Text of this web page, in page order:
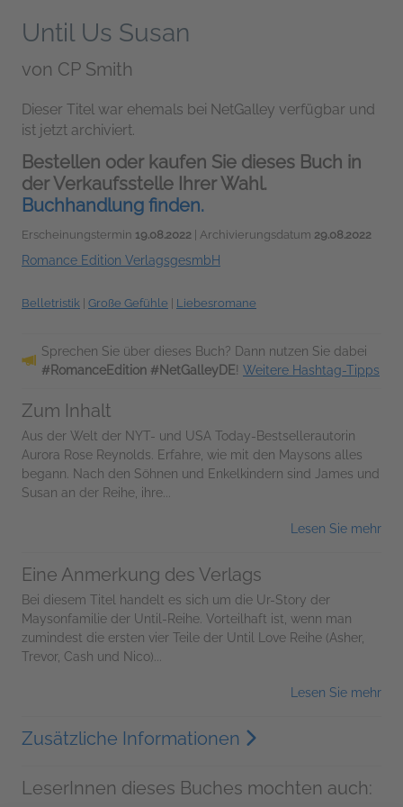
Until Us Susan
von CP Smith
Dieser Titel war ehemals bei NetGalley verfügbar und
ist jetzt archiviert.
Bestellen oder kaufen Sie dieses Buch in
der Verkaufsstelle Ihrer Wahl.
Buchhandlung finden.
Erscheinungstermin 19.08.2022 | Archivierungsdatum 29.08.2022
Romance Edition VerlagsgesmbH
Belletristik | Große Gefühle | Liebesromane
Sprechen Sie über dieses Buch? Dann nutzen Sie dabei
#RomanceEdition #NetGalleyDE! Weitere Hashtag-Tipps
Zum Inhalt
Aus der Welt der NYT- und USA Today-Bestsellerautorin
Aurora Rose Reynolds. Erfahre, wie mit den Maysons alles
begann. Nach den Söhnen und Enkelkindern sind James und
Susan an der Reihe, ihre...
Lesen Sie mehr
Eine Anmerkung des Verlags
Bei diesem Titel handelt es sich um die Ur-Story der
Maysonfamilie der Until-Reihe. Vorteilhaft ist, wenn man
zumindest die ersten vier Teile der Until Love Reihe (Asher,
Trevor, Cash und Nico)...
Lesen Sie mehr
Zusätzliche Informationen
LeserInnen dieses Buches mochten auch: